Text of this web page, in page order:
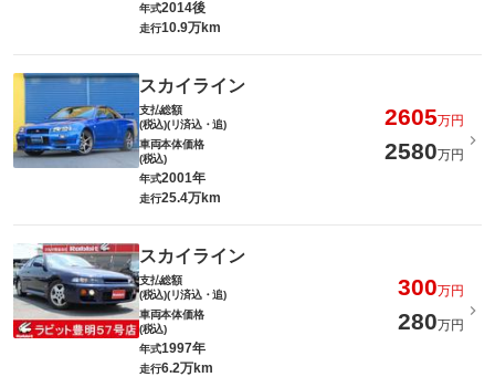
年式2014後
走行10.9万km
スカイライン
支払総額
(税込)(リ済込・追)
2605万円
車両本体価格
(税込)
2580万円
年式2001年
走行25.4万km
スカイライン
支払総額
(税込)(リ済込・追)
300万円
車両本体価格
(税込)
280万円
年式1997年
走行6.2万km